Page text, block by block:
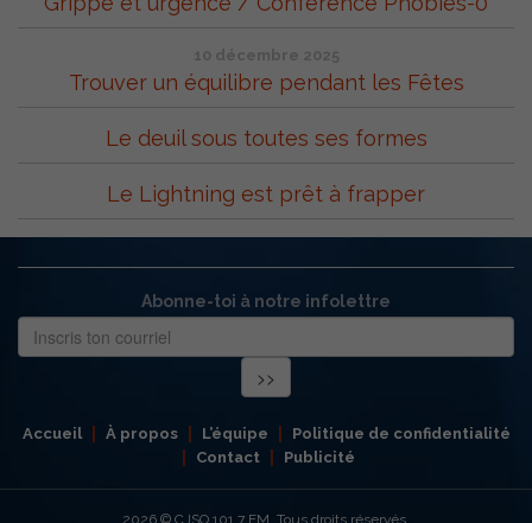
10 décembre 2025
Trouver un équilibre pendant les Fêtes
Le deuil sous toutes ses formes
Le Lightning est prêt à frapper
Abonne-toi à notre infolettre
Accueil À propos L’équipe
Politique de confidentialité
Contact
Publicité